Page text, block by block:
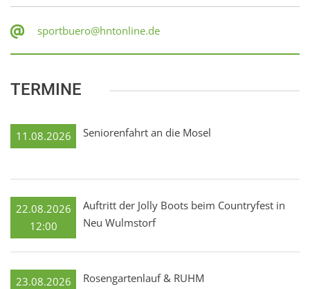
sportbuero@hntonline.de
TERMINE
11.08.2026 Seniorenfahrt an die Mosel
22.08.2026
12:00
Auftritt der Jolly Boots beim Countryfest in
Neu Wulmstorf
23.08.2026 Rosengartenlauf & RUHM